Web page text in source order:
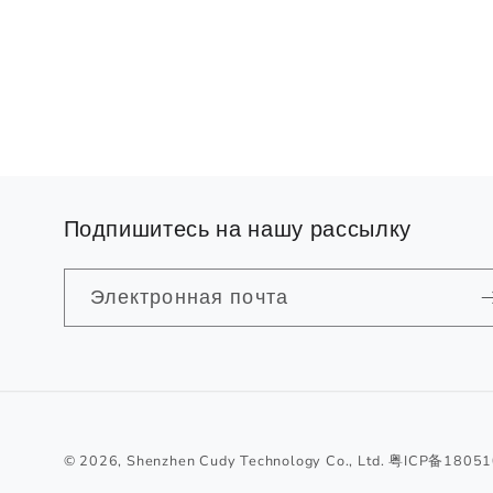
Подпишитесь на нашу рассылку
Электронная почта
© 2026, Shenzhen Cudy Technology Co., Ltd. 粤ICP备